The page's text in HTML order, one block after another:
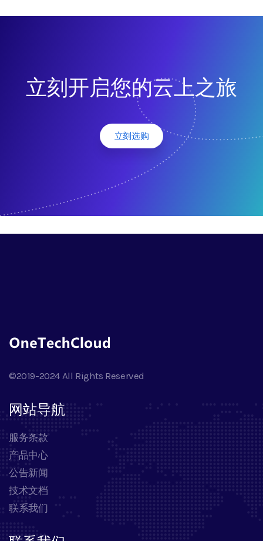
立刻开启您的云上之旅
立刻选购
©2019-2024 All Rights Reserved
网站导航
服务条款
产品中心
公告新闻
技术文档
联系我们